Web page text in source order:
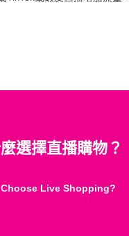
選擇直播購物？
Live Shopping?